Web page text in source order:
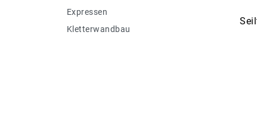
Expressen
Kletterwandbau